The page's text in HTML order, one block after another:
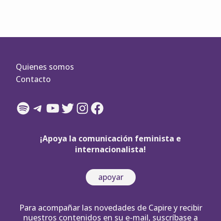
Quienes somos
Contacto
Spotify
Telegram
YouTube
Twitter
Instagram
Facebook
¡Apoya la comunicación feminista e
internacionalista!
apoyar
Para acompañar las novedades de Capire y recibir
nuestros contenidos en su e-mail, suscríbase a